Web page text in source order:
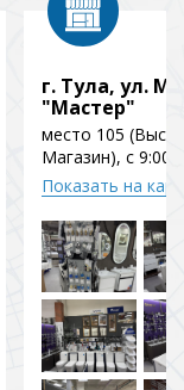
г. Тула, ул.
"Мастер"
место 105
Магазин), с 9:00
Показать на